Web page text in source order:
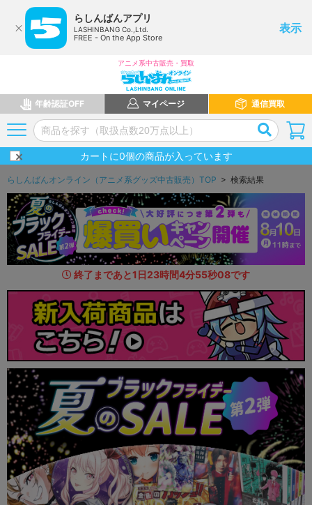
らしんばんアプリ
LASHINBANG Co.,Ltd.
FREE - On the App Store
表示
アニメ系中古販売・買取
年齢認証OFF マイページ 通信買取
カートに0個の商品が入っています
らしんばんオンライン（アニメ系グッズ中古販売）TOP > 検索結果
終了まであと1日23時間4分53秒61です